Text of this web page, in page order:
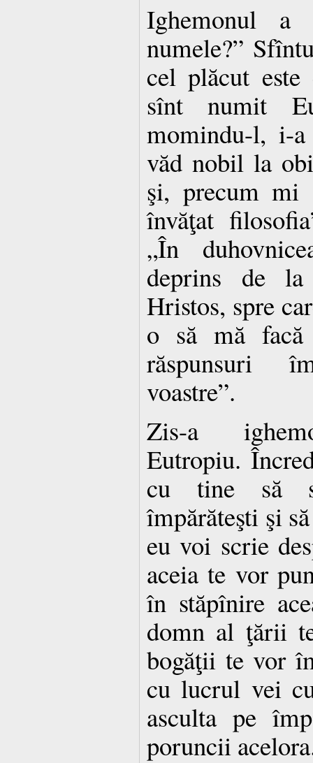
Ighemonul
numele?”
cel plăcut
sînt numit
momindu-l, i-
văd nobil la
şi, precum
învăţat
„În
deprins de
Hristos, spre
o să mă
răspunsuri
voastre”.
Zis-a
Eutropiu.
cu tine să
împărăteşti şi
eu voi scrie
aceia te vor
în stăpînire
domn al ţării
bogăţii te vor
cu lucrul vei
asculta pe
poruncii